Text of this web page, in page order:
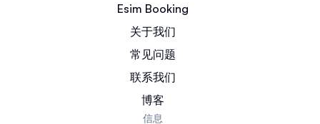
Esim Booking
关于我们
常见问题
联系我们
博客
信息